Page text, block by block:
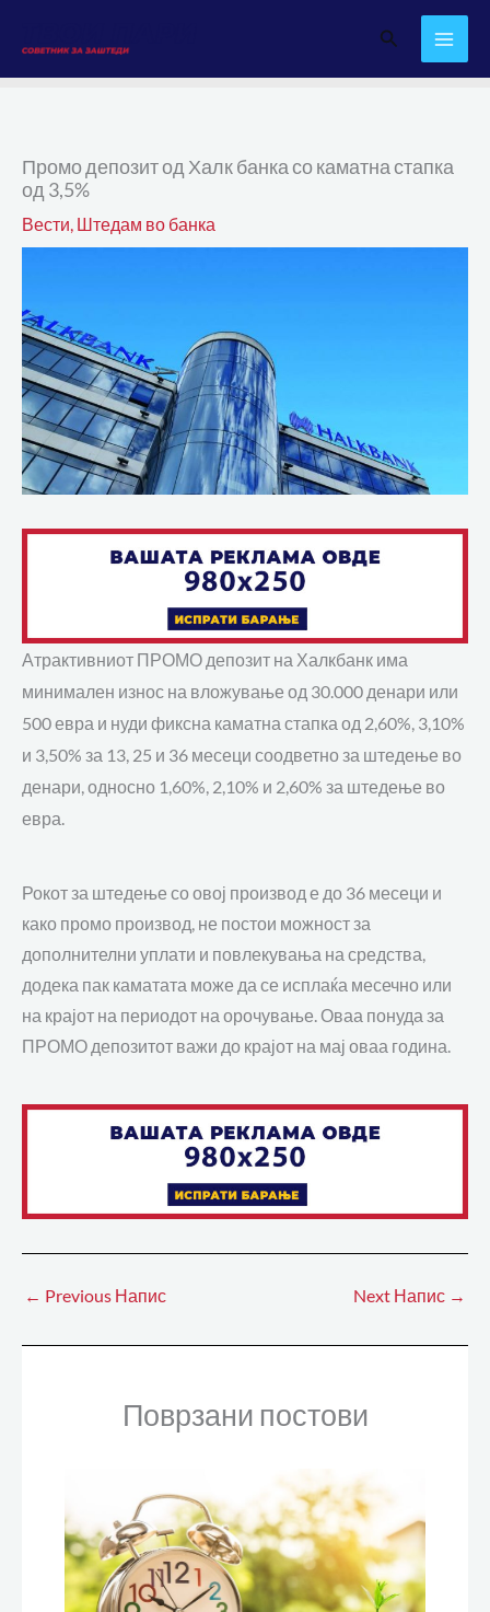
content
Search
Промо депозит од Халк банка со каматна стапка
од 3,5%
Вести, Штедам во банка
Атрактивниот ПРОМО депозит на Халкбанк има
минимален износ на вложување од 30.000 денари или
500 евра и нуди фиксна каматна стапка од 2,60%, 3,10%
и 3,50% за 13, 25 и 36 месеци соодветно за штедење во
денари, односно 1,60%, 2,10% и 2,60% за штедење во
евра.
Рокот за штедење со овој производ е до 36 месеци и
како промо производ, не постои можност за
дополнителни уплати и повлекувања на средства,
додека пак каматата може да се исплаќа месечно или
на крајот на периодот на орочување. Оваа понуда за
ПРОМО депозитот важи до крајот на мај оваа година.
← Previous Напис Next Напис →
Поврзани постови